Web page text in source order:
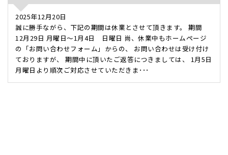
2025年12月20日
誠に勝手ながら、下記の期間は休業とさせて頂きます。 期間
12月29日 月曜日～1月4日 日曜日 尚、休業中もホームページ
の「お問い合わせフォーム」からの、 お問い合わせは受け付け
ておりますが、 期間中に頂いたご返答につきましては、 1月5日
月曜日より順次ご対応させていただきま･･･